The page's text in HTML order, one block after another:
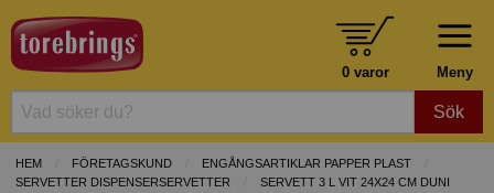
Meny
0 varor
Sök
HEM FÖRETAGSKUND
ENGÅNGSARTIKLAR PAPPER PLAST
SERVETTER DISPENSERSERVETTER
SERVETT 3 L VIT 24X24 CM DUNI